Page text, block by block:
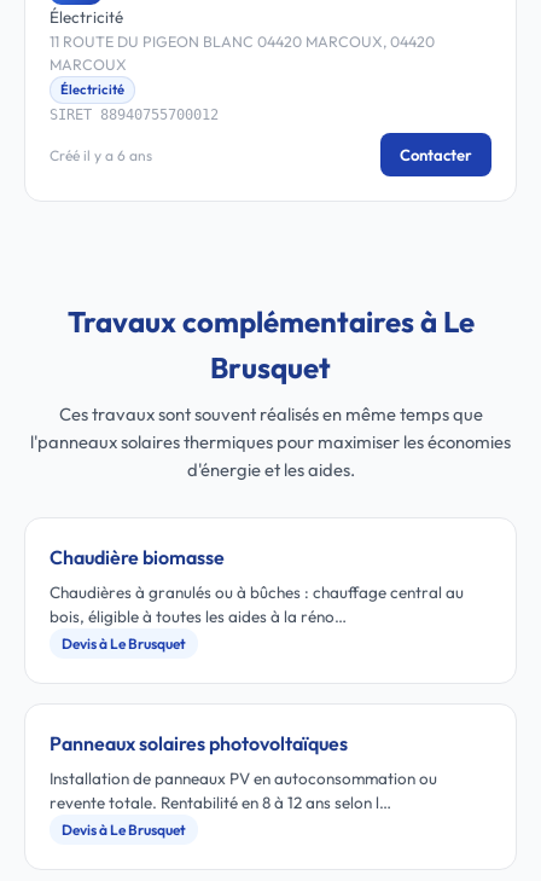
Électricité
11 ROUTE DU PIGEON BLANC 04420 MARCOUX, 04420
MARCOUX
Électricité
SIRET 88940755700012
Créé il y a 6 ans Contacter
Travaux complémentaires à Le
Brusquet
Ces travaux sont souvent réalisés en même temps que
l'panneaux solaires thermiques pour maximiser les économies
d'énergie et les aides.
Chaudière biomasse
Chaudières à granulés ou à bûches : chauffage central au
bois, éligible à toutes les aides à la réno…
Devis à Le Brusquet
Panneaux solaires photovoltaïques
Installation de panneaux PV en autoconsommation ou
revente totale. Rentabilité en 8 à 12 ans selon l…
Devis à Le Brusquet